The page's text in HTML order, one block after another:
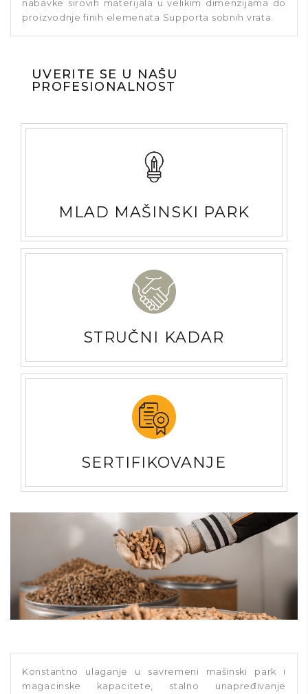
nabavke sirovih materijala u velikim dimenzijama do
proizvodnje finih elemenata Supporta sobnih vrata.
UVERITE SE U NAŠU
PROFESIONALNOST
MLAD MAŠINSKI PARK
STRUČNI KADAR
SERTIFIKOVANJE
Konstantno ulaganje u savremeni mašinski park i
magacinske kapacitete, stalno unapređivanje